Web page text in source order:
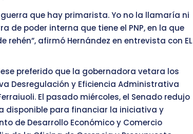
que hay primarista. Yo no la llamaría ni
de poder interna que tiene el PNP, en la que
rehén”, afirmó Hernández en entrevista con EL
preferido que la gobernadora vetara los
Desregulación y Eficiencia Administrativa
El pasado miércoles, el Senado redujo
disponible para financiar la iniciativa y
de Desarrollo Económico y Comercio